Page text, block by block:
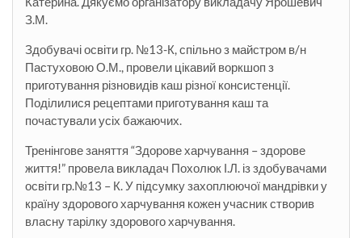
З.М.
Здобувачі освіти гр. №13-К, спільно з майстром в/н
Пастуховою О.М., провели цікавий воркшоп з
приготування різновидів каш різної консистенції.
Поділилися рецептами приготування каш та
почастували усіх бажаючих.
Тренінгове заняття “Здорове харчування – здорове
життя!” провела викладач Похолюк І.Л. із здобувачами
освіти гр.№13 – К. У підсумку захоплюючої мандрівки у
країну здорового харчування кожен учасник створив
власну тарілку здорового харчування.